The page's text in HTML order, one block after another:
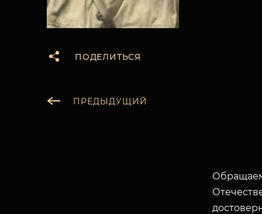
ПОДЕЛИТЬСЯ
ПРЕДЫДУЩИЙ